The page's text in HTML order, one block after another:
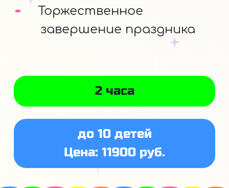
Торжественное
завершение праздника
2 часа
до 10 детей
Цена: 11900 руб.